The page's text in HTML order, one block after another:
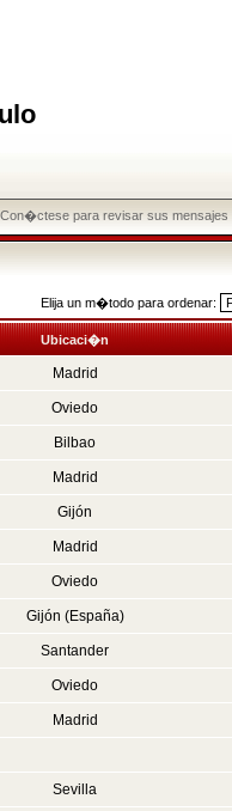
Con�ctese para revisar sus mensajes
Elija un m�todo para ordenar:
Ubicaci�n
Madrid
Oviedo
Bilbao
Madrid
Gijón
Madrid
Oviedo
Gijón (España)
Santander
Oviedo
Madrid
Sevilla